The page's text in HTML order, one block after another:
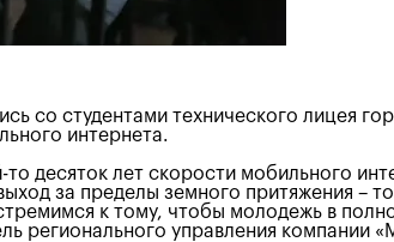
со студентами технического лицея
интернета.
десяток лет скорости мобильного
за пределы земного притяжения –
к тому, чтобы молодежь в
управления компании